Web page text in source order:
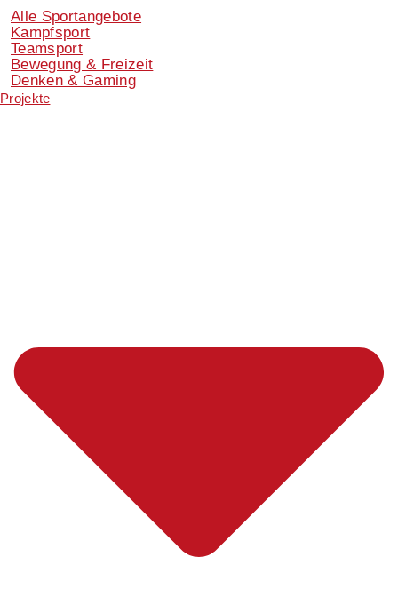
Alle Sportangebote
Kampfsport
Teamsport
Bewegung & Freizeit
Denken & Gaming
Projekte